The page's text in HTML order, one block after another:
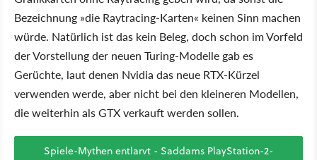
Bezeichnung »die Raytracing-Karten« keinen Sinn machen
würde. Natürlich ist das kein Beleg, doch schon im Vorfeld
der Vorstellung der neuen Turing-Modelle gab es
Gerüchte, laut denen Nvidia das neue RTX-Kürzel
verwenden werde, aber nicht bei den kleineren Modellen,
die weiterhin als GTX verkauft werden sollen.
Spiele-Mythen entlarvt - Saddams PlayStation-2-